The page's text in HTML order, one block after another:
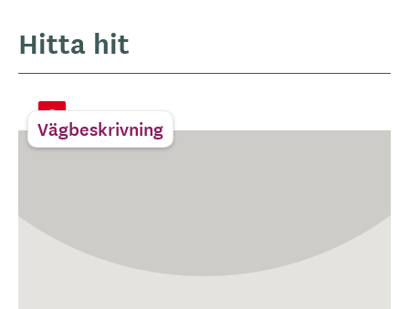
Hitta hit
Vägbeskrivning